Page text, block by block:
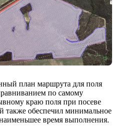
план маршрута для поля
по самому
краю поля при посеве
также обеспечил минимальное
время выполнения.